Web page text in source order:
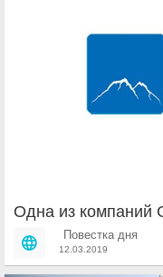
Одна из компаний
Повестка дня
12.03.2019